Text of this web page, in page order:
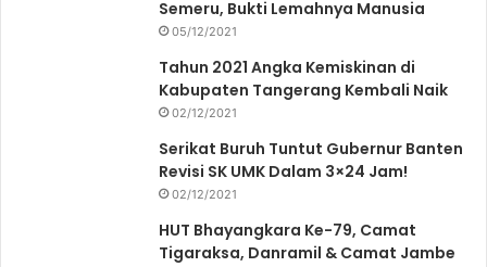
Semeru, Bukti Lemahnya Manusia
05/12/2021
Tahun 2021 Angka Kemiskinan di
Kabupaten Tangerang Kembali Naik
02/12/2021
Serikat Buruh Tuntut Gubernur Banten
Revisi SK UMK Dalam 3×24 Jam!
02/12/2021
HUT Bhayangkara Ke-79, Camat
Tigaraksa, Danramil & Camat Jambe